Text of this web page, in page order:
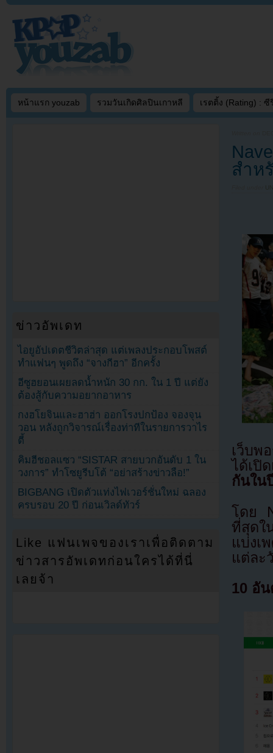
หน้าแรก youzab รวมวันเกิดศิลปินเกาหลี เรตติ้ง (Rating) : ซี
สำห
เว็บพ
ได้เปิ
กันใน
โดย
ที่สุดใ
แบ่งเ
แต่ละ
10 อั
ข่าวอัพเดท
ไอยูอัปเดตชีวิตล่าสุด แต่เพลงประกอบโพสต์
ทำแฟนๆ พูดถึง “จางกีฮา” อีกครั้ง
อีซูฮยอนเผยลดน้ำหนัก 30 กก. ใน 1 ปี แต่ยัง
ต้องสู้กับความอยากอาหาร
กงฮโยจินและฮาฮ่า ออกโรงปกป้อง จองจุน
วอน หลังถูกวิจารณ์เรื่องท่าทีในรายการวาไร
ตี้
คิมฮีชอลแซว “SISTAR สายบวกอันดับ 1 ใน
วงการ” ทำโซยูรีบโต้ “อย่าสร้างข่าวลือ!”
BIGBANG เปิดตัวแท่งไฟเวอร์ชั่นใหม่ ฉลอง
ครบรอบ 20 ปี ก่อนเวิลด์ทัวร์
Like แฟนเพจของเราเพื่อติดตาม
ข่าวสารอัพเดทก่อนใครได้ที่นี่
เลยจ้า